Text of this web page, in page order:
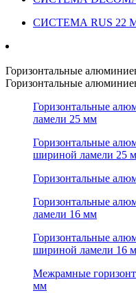
СИСТЕМА RUS 22
Горизонтальные
Горизонтальные
Горизонтальные
ламели 25 мм
Горизонтальные
шириной ламели 25
Горизонтальные
Горизонтальные
ламели 16 мм
Горизонтальные
шириной ламели 16
Межрамные
мм